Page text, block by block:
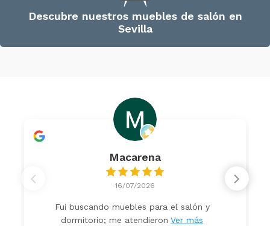
Descubre nuestros muebles de salón en
Sevilla
Macarena
16/07/2026
Fui buscando muebles para el salón y
dormitorio; me atendieron Ver más